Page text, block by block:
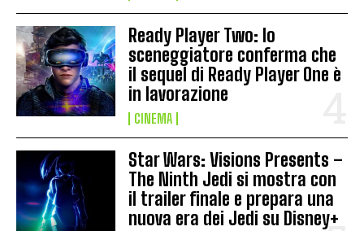
Ready Player Two: lo
sceneggiatore conferma che
il sequel di Ready Player One è
in lavorazione
CINEMA
Star Wars: Visions Presents –
The Ninth Jedi si mostra con
il trailer finale e prepara una
nuova era dei Jedi su Disney+